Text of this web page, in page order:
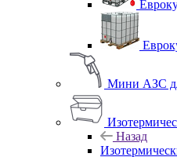
Мини АЗС
Назад